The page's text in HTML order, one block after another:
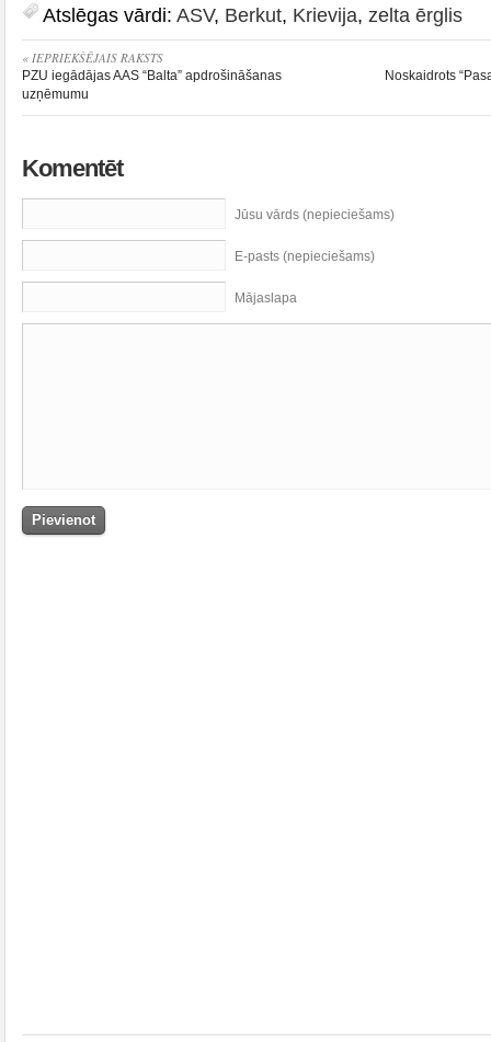
Atslēgas vārdi: ASV, Berkut, Krievija, zelta ērglis
« IEPRIEKŠĒJAIS RAKSTS
PZU iegādājas AAS “Balta” apdrošināšanas
uzņēmumu
Noskaidrots
Komentēt
Jūsu vārds (nepieciešams)
E-pasts (nepieciešams)
Mājaslapa